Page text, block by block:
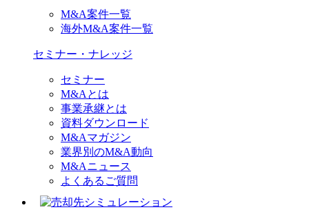
M&A案件一覧
海外M&A案件一覧
セミナー・ナレッジ
セミナー
M&Aとは
事業承継とは
資料ダウンロード
M&Aマガジン
業界別のM&A動向
M&Aニュース
よくあるご質問